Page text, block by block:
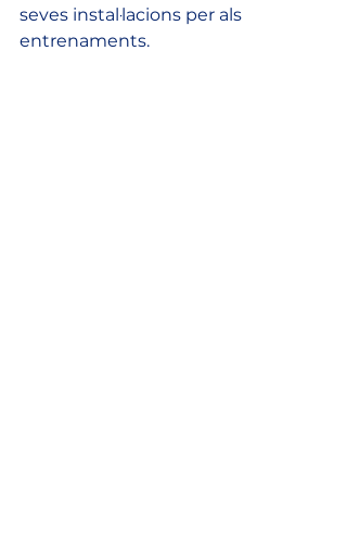
seves instal·lacions per als
entrenaments.